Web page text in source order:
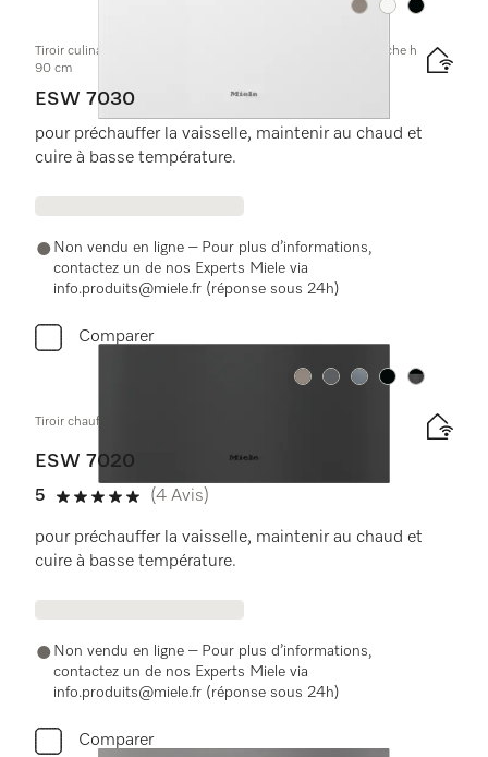
Couleurs
CouleursCouleurs
Tiroir culinaire Gourmet sans poignée, hauteur 32 cm pour niche h
90 cm
ESW 7030
pour préchauffer la vaisselle, maintenir au chaud et
cuire à basse température.
Non vendu en ligne – Pour plus d’informations,
contactez un de nos Experts Miele via
info.produits@miele.fr (réponse sous 24h)
Comparer
Couleurs
Couleurs
Couleurs
CouleursCouleurs
Tiroir chauffant Gourmet sans poignée, hauteur 29 cm
ESW 7020
5
5 étoiles sur 5
(4 Avis)
pour préchauffer la vaisselle, maintenir au chaud et
cuire à basse température.
Non vendu en ligne – Pour plus d’informations,
contactez un de nos Experts Miele via
info.produits@miele.fr (réponse sous 24h)
Comparer